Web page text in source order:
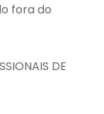
fora do
DE